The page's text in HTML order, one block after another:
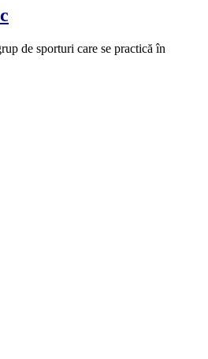
de sporturi care se practică în